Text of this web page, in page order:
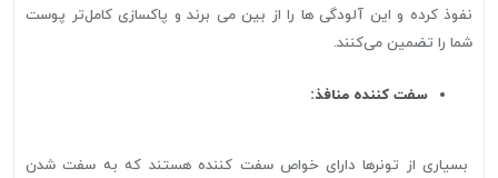
نفوذ کرده و این آلودگی ها را از بین می برند و پاکسازی کامل‌تر پوست
شما را تضمین می‌کنند.
سفت کننده منافذ:
بسیاری از تونرها دارای خواص سفت کننده هستند که به سفت شدن